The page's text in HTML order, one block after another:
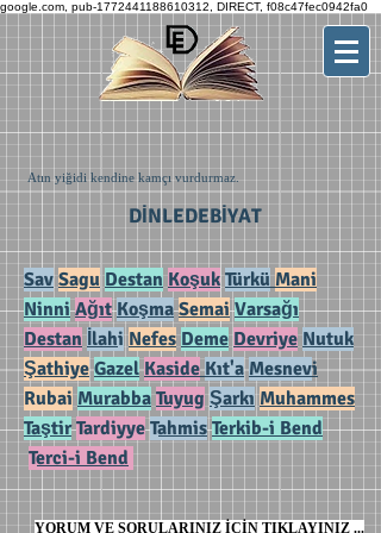
google.com, pub-1772441188610312, DIRECT, f08c47fec0942fa0
Atın yiğidi kendine kamçı vurdurmaz.
DİNLEDEBİYAT
Sav Sagu Destan Koşuk Türkü Mani
Ninni Ağıt Koşma Semai Varsağı
Destan İlahi Nefes Deme Devriye Nutuk
Şathiye Gazel Kaside Kıt'a Mesnevi
Rubai Murabba Tuyug Şarkı Muhammes
Taştir Tardiyye Tahmis Terkib-i Bend
Terci-i Bend
YORUM VE SORULARINIZ İÇİN TIKLAYINIZ ...